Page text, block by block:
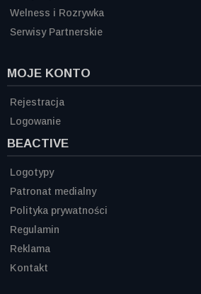
Welness i Rozrywka
Serwisy Partnerskie
MOJE KONTO
Rejestracja
Logowanie
BEACTIVE
Logotypy
Patronat medialny
Polityka prywatności
Regulamin
Reklama
Kontakt